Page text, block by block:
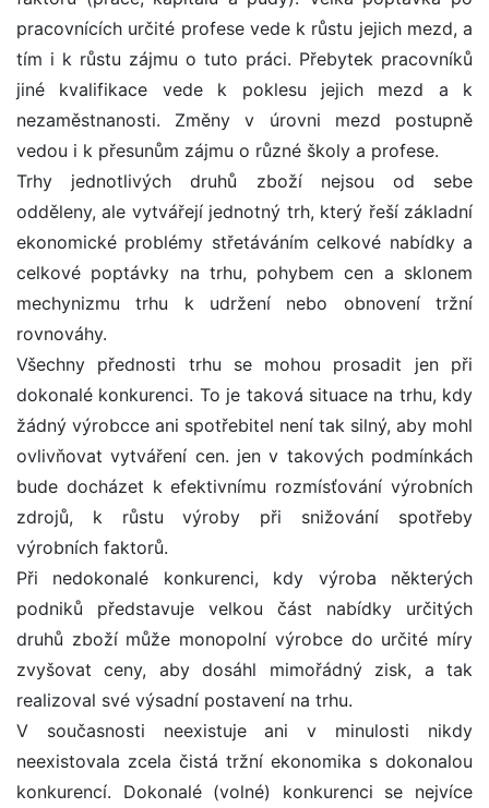
pracovnících určité profese vede k růstu jejich mezd, a
tím i k růstu zájmu o tuto práci. Přebytek pracovníků
jiné kvalifikace vede k poklesu jejich mezd a k
nezaměstnanosti. Změny v úrovni mezd postupně
vedou i k přesunům zájmu o různé školy a profese.
Trhy jednotlivých druhů zboží nejsou od sebe
odděleny, ale vytvářejí jednotný trh, který řeší základní
ekonomické problémy střetáváním celkové nabídky a
celkové poptávky na trhu, pohybem cen a sklonem
mechynizmu trhu k udržení nebo obnovení tržní
rovnováhy.
Všechny přednosti trhu se mohou prosadit jen při
dokonalé konkurenci. To je taková situace na trhu, kdy
žádný výrobcce ani spotřebitel není tak silný, aby mohl
ovlivňovat vytváření cen. jen v takových podmínkách
bude docházet k efektivnímu rozmísťování výrobních
zdrojů, k růstu výroby při snižování spotřeby
výrobních faktorů.
Při nedokonalé konkurenci, kdy výroba některých
podniků představuje velkou část nabídky určitých
druhů zboží může monopolní výrobce do určité míry
zvyšovat ceny, aby dosáhl mimořádný zisk, a tak
realizoval své výsadní postavení na trhu.
V současnosti neexistuje ani v minulosti nikdy
neexistovala zcela čistá tržní ekonomika s dokonalou
konkurencí. Dokonalé (volné) konkurenci se nejvíce